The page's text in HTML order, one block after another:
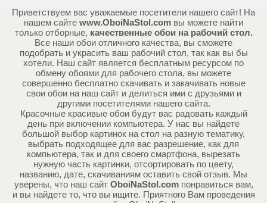
Приветствуем вас уважаемые посетители нашего сайт! На
нашем сайте www.OboiNaStol.com вы можете найти
только отборные, качественные обои на рабочий стол.
Все наши обои отличного качества, вы сможете
подобрать и украсить ваш рабочий стол, так как вы бы
хотели. Наш сайт является бесплатным ресурсом по
обмену обоями для рабочего стола, вы можете
совершенно бесплатно скачивать и закачивать новые
свои обои на наш сайт и делиться ими с друзьями и
другими посетителями нашего сайта.
Красочные красивые обои будут вас радовать каждый
день при включении компьютера. У нас вы найдете
большой выбор картинок на стол на разную тематику,
выбрать подходящее для вас разрешение, как для
компьютера, так и для своего смартфона, вырезать
нужную часть картинки, отсортировать по цвету,
названию, дате, скачиваниям оставить свой отзыв. Мы
уверены, что наш сайт OboiNaStol.comпонравиться вам,
и вы найдете то, что вы ищите. Приятного Вам проведения